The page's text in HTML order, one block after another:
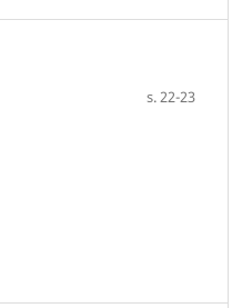
s. 22-23